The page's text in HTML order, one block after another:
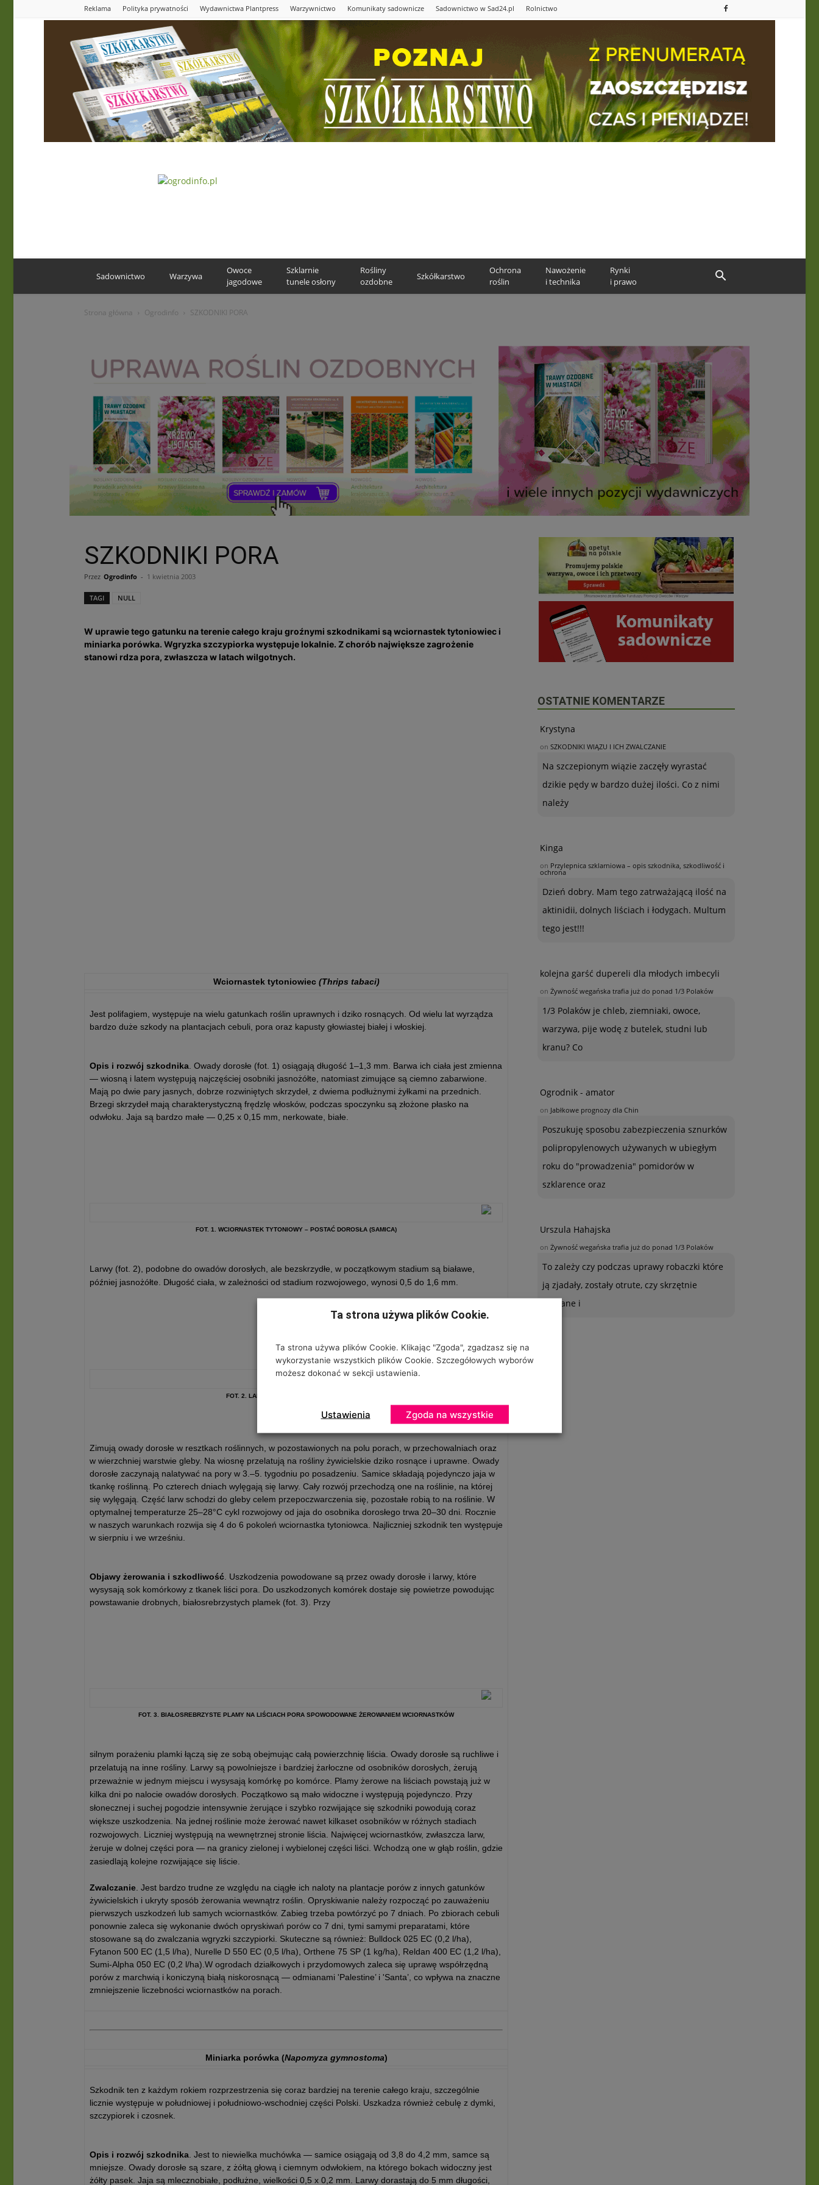
Reklama Polityka prywatności Wydawnictwa Plantpress Warzywnictwo Komunikaty sadownicze Sadownictwo w Sad24.pl Rolnictwo
Sadownictwo Warzywa
Owoce
jagodowe
Szklarnie
tunele osłony
Rośliny
ozdobne
Szkółkarstwo
Ochrona
roślin
Nawożenie
i technika
Rynki
i prawo
Strona główna Ogrodinfo SZKODNIKI PORA
SZKODNIKI PORA
Przez Ogrodinfo - 1 kwietnia 2003
TAGI NULL
W uprawie tego gatunku na terenie całego kraju groźnymi szkodnikami są wciornastek tytoniowiec i
miniarka porówka. Wgryzka szczypiorka występuje lokalnie. Z chorób największe zagrożenie
stanowi rdza pora, zwłaszcza w latach wilgotnych.
Wciornastek tytoniowiec (Thrips tabaci)
Jest polifagiem, występuje na wielu gatunkach roślin uprawnych i dziko rosnących. Od wielu lat wyrządza
bardzo duże szkody na plantacjach cebuli, pora oraz kapusty głowiastej białej i włoskiej.
Opis i rozwój szkodnika . Owady dorosłe (fot. 1) osiągają długość 1–1,3 mm. Barwa ich ciała jest zmienna
— wiosną i latem występują najczęściej osobniki jasnożółte, natomiast zimujące są ciemno zabarwione.
Mają po dwie pary jasnych, dobrze rozwiniętych skrzydeł, z dwiema podłużnymi żyłkami na przednich.
Brzegi skrzydeł mają charakterystyczną frędzlę włosków, podczas spoczynku są złożone płasko na
odwłoku. Jaja są bardzo małe — 0,25 x 0,15 mm, nerkowate, białe.
FOT. 1. WCIORNASTEK TYTONIOWY – POSTAĆ DOROSŁA (SAMICA)
Larwy (fot. 2), podobne do owadów dorosłych, ale bezskrzydłe, w początkowym stadium są białawe,
później jasnożółte. Długość ciała, w zależności od stadium rozwojowego, wynosi 0,5 do 1,6 mm.
FOT. 2. LARWA WCIORNASTKA TYTONIOWEGO
Zimują owady dorosłe w resztkach roślinnych, w pozostawionych na polu porach, w przechowalniach oraz
w wierzchniej warstwie gleby. Na wiosnę przelatują na rośliny żywicielskie dziko rosnące i uprawne. Owady
dorosłe zaczynają nalatywać na pory w 3.–5. tygodniu po posadzeniu. Samice składają pojedynczo jaja w
tkankę roślinną. Po czterech dniach wylęgają się larwy. Cały rozwój przechodzą one na roślinie, na której
się wylęgają. Część larw schodzi do gleby celem przepoczwarczenia się, pozostałe robią to na roślinie. W
optymalnej temperaturze 25–28°C cykl rozwojowy od jaja do osobnika dorosłego trwa 20–30 dni. Rocznie
w naszych warunkach rozwija się 4 do 6 pokoleń wciornastka tytoniowca. Najliczniej szkodnik ten występuje
w sierpniu i we wrześniu.
Objawy żerowania i szkodliwość . Uszkodzenia powodowane są przez owady dorosłe i larwy, które
wysysają sok komórkowy z tkanek liści pora. Do uszkodzonych komórek dostaje się powietrze powodując
powstawanie drobnych, białosrebrzystych plamek (fot. 3). Przy
FOT. 3. BIAŁOSREBRZYSTE PLAMY NA LIŚCIACH PORA SPOWODOWANE ŻEROWANIEM WCIORNASTKÓW
silnym porażeniu plamki łączą się ze sobą obejmując całą powierzchnię liścia. Owady dorosłe są ruchliwe i
przelatują na inne rośliny. Larwy są powolniejsze i bardziej żarłoczne od osobników dorosłych, żerują
przeważnie w jednym miejscu i wysysają komórkę po komórce. Plamy żerowe na liściach powstają już w
kilka dni po nalocie owadów dorosłych. Początkowo są mało widoczne i występują pojedynczo. Przy
słonecznej i suchej pogodzie intensywnie żerujące i szybko rozwijające się szkodniki powodują coraz
większe uszkodzenia. Na jednej roślinie może żerować nawet kilkaset osobników w różnych stadiach
rozwojowych. Liczniej występują na wewnętrznej stronie liścia. Najwięcej wciornastków, zwłaszcza larw,
żeruje w dolnej części pora — na granicy zielonej i wybielonej części liści. Wchodzą one w głąb roślin, gdzie
zasiedlają kolejne rozwijające się liście.
Zwalczanie . Jest bardzo trudne ze względu na ciągłe ich naloty na plantacje porów z innych gatunków
żywicielskich i ukryty sposób żerowania wewnątrz roślin. Opryskiwanie należy rozpocząć po zauważeniu
pierwszych uszkodzeń lub samych wciornastków. Zabieg trzeba powtórzyć po 7 dniach. Po zbiorach cebuli
ponownie zaleca się wykonanie dwóch opryskiwań porów co 7 dni, tymi samymi preparatami, które
stosowane są do zwalczania wgryzki szczypiorki. Skuteczne są również: Bulldock 025 EC (0,2 l/ha),
Fytanon 500 EC (1,5 l/ha), Nurelle D 550 EC (0,5 l/ha), Orthene 75 SP (1 kg/ha), Reldan 400 EC (1,2 l/ha),
Sumi-Alpha 050 EC (0,2 l/ha).W ogrodach działkowych i przydomowych zaleca się uprawę współrzędną
porów z marchwią i koniczyną białą niskorosnącą — odmianami 'Palestine’ i 'Santa’, co wpływa na znaczne
zmniejszenie liczebności wciornastków na porach.
Miniarka porówka (Napomyza gymnostoma)
Szkodnik ten z każdym rokiem rozprzestrzenia się coraz bardziej na terenie całego kraju, szczególnie
licznie występuje w południowej i południowo-wschodniej części Polski. Uszkadza również cebulę z dymki,
szczypiorek i czosnek.
Opis i rozwój szkodnika . Jest to niewielka muchówka — samice osiągają od 3,8 do 4,2 mm, samce są
mniejsze. Owady dorosłe są szare, z żółtą głową i ciemnym odwłokiem, na którego bokach widoczny jest
żółty pasek. Jaja są mlecznobiałe, podłużne, wielkości 0,5 x 0,2 mm. Larwy dorastają do 5 mm długości,
OSTATNIE KOMENTARZE
Krystyna
on SZKODNIKI WIĄZU I ICH ZWALCZANIE
Na szczepionym wiązie zaczęły wyrastać
dzikie pędy w bardzo dużej ilości. Co z nimi
należy
Kinga
on Przylepnica szklarniowa – opis szkodnika, szkodliwość i
ochrona
Dzień dobry. Mam tego zatrważającą ilość na
aktinidii, dolnych liściach i łodygach. Multum
tego jest!!!
kolejna garść dupereli dla młodych imbecyli
on Żywność wegańska trafia już do ponad 1/3 Polaków
1/3 Polaków je chleb, ziemniaki, owoce,
warzywa, pije wodę z butelek, studni lub
kranu? Co
Ogrodnik - amator
on Jabłkowe prognozy dla Chin
Poszukuję sposobu zabezpieczenia sznurków
polipropylenowych używanych w ubiegłym
roku do "prowadzenia" pomidorów w
szklarence oraz
Urszula Hahajska
on Żywność wegańska trafia już do ponad 1/3 Polaków
To zależy czy podczas uprawy robaczki które
ją zjadały, zostały otrute, czy skrzętnie
zebrane i
Ta strona używa plików Cookie.
Ta strona używa plików Cookie. Klikając "Zgoda", zgadzasz się na
wykorzystanie wszystkich plików Cookie. Szczegółowych wyborów
możesz dokonać w sekcji ustawienia.
Ustawienia Zgoda na wszystkie